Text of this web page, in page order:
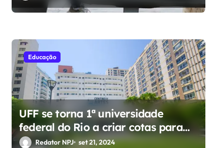
Educação
UFF se torna 1ª universidade
federal do Rio a criar cotas para
transRedator NPJ set 21, 2024